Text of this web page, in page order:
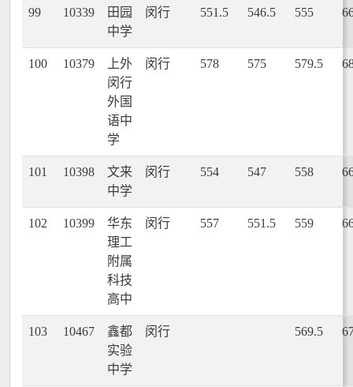
99 10339
田园
中学
闵行 551.5 546.5 555
100 10379
上外
闵行
外国
语中
学
闵行 578 575 579.5
101 10398
文来
中学
闵行 554 547 558
102 10399
华东
理工
附属
科技
高中
闵行 557 551.5 559
103 10467
鑫都
实验
中学
闵行 569.5